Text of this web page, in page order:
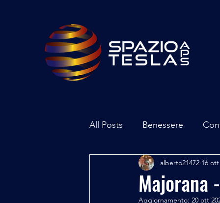
All Posts Benessere
Ambiente Inchieste -
Majorana
alberto21472 16 ott
Aggiornamento: 20 ott